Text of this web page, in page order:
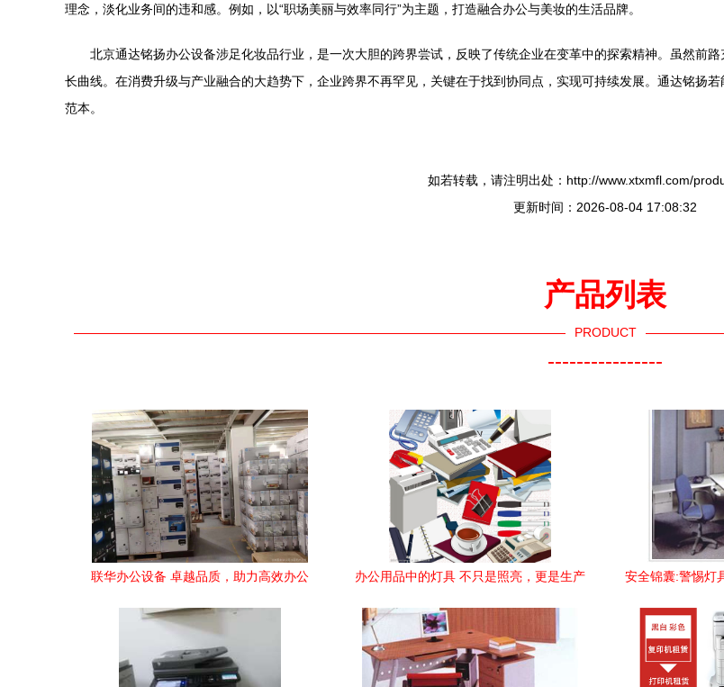
理念，淡化业务间的违和感。例如，以“职场美丽与效率同行”为主题，打造融合办公与美妆的生活品牌。
北京通达铭扬办公设备涉足化妆品行业，是一次大胆的跨界尝试，反映了传统企业在变革中的探索精神。虽然前
长曲线。在消费升级与产业融合的大趋势下，企业跨界不再罕见，关键在于找到协同点，实现可持续发展。通达铭扬
范本。
如若转载，请注明出处：http://www.xtxmfl.com/
更新时间：2026-08-04 17:08:32
产品列表
PRODUCT
----------------
联华办公设备 卓越品质，助力高效办公
办公用品中的灯具 不只是照亮，更是生产
安全锦囊:警惕